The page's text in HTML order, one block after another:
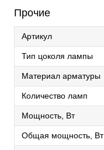
Прочие
Артикул
Тип цоколя лампы
Материал арматуры
Количество ламп
Мощность, Вт
Общая мощность, Вт